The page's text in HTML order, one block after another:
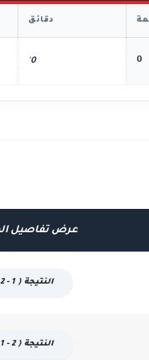
دقائق
0
0'
عرض تفاصيل
النتيجة ( 1 - 2 )
النتيجة ( 2 - 1 )